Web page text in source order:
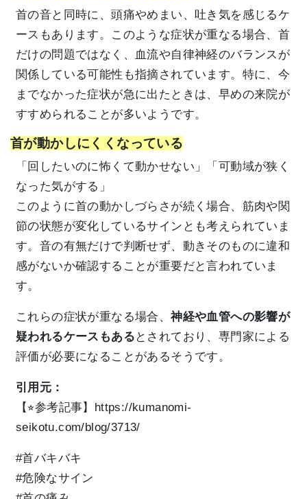
首の音と同時に、頭痛やめまい、吐き気を感じるケ
ースもあります。このような症状が重なる場合、首
だけの問題ではなく、血流や自律神経のバランスが
関係している可能性も指摘されています。特に、今
までなかった症状が急に出たときは、早めの来院が
すすめられることが多いようです。
首が動かしにくくなっている
「回したいのに怖くて動かせない」「可動域が狭く
なった気がする」
このように首の動かしづらさが続く場合、筋肉や関
節の状態が変化しているサインとも考えられていま
す。音の有無だけで判断せず、動きそのものに違和
感がないか確認することが重要だと言われていま
す。
これらの症状が重なる場合、神経や血管への影響が
疑われるケースもある とされており、専門家による
評価が必要になることがあるそうです。
引用元：
【⭐︎参考記事】 https://kumanomi-
seikotu.com/blog/3713/
#首バキバキ
#危険なサイン